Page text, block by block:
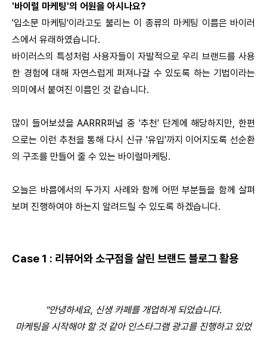
'바이럴 마케팅'의 어원을 아시나요?
'입소문 마케팅'이라고도 불리는 이 종류의 마케팅 이름은 바이러
스에서 유래하였습니다.
바이러스의 특성처럼 사용자들이 자발적으로 우리 브랜드를 사용
한 경험에 대해 자연스럽게 퍼져나갈 수 있도록 하는 기법이라는
의미에서 붙여진 이름인 것 같습니다.
많이 들어보셨을 AARRR퍼널 중 '추천' 단계에 해당하지만, 한편
으로는 이런 추천을 통해 다시 신규 '유입'까지 이어지도록 선순환
의 구조를 만들어 줄 수 있는 바이럴마케팅.
오늘은 바름에서의 두가지 사례와 함께 어떤 부분들을 함께 살펴
보며 진행하여야 하는지 알려드릴 수 있도록 하겠습니다.
Case 1 : 리뷰어와 소구점을 살린 브랜드 블로그 활용
"안녕하세요, 신생 카페를 개업하게 되었습니다.
마케팅을 시작해야 할 것 같아 인스타그램 광고를 진행하고 있었